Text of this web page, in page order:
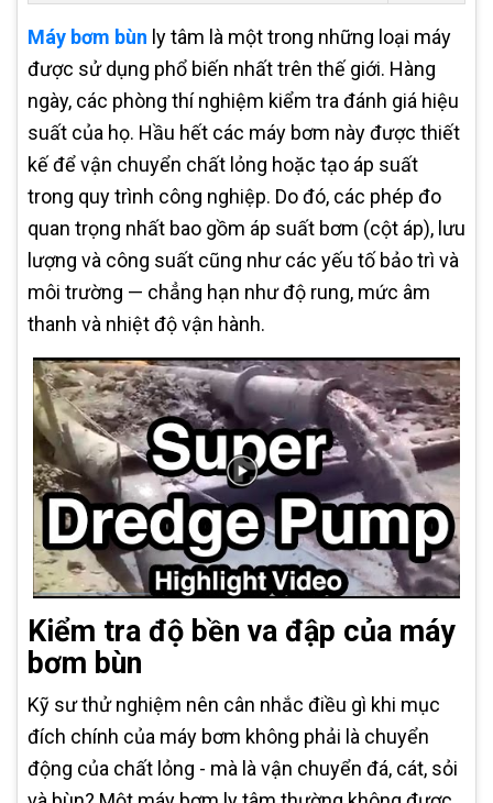
Máy bơm bùn ly tâm là một trong những loại máy
được sử dụng phổ biến nhất trên thế giới. Hàng
ngày, các phòng thí nghiệm kiểm tra đánh giá hiệu
suất của họ. Hầu hết các máy bơm này được thiết
kế để vận chuyển chất lỏng hoặc tạo áp suất
trong quy trình công nghiệp. Do đó, các phép đo
quan trọng nhất bao gồm áp suất bơm (cột áp), lưu
lượng và công suất cũng như các yếu tố bảo trì và
môi trường — chẳng hạn như độ rung, mức âm
thanh và nhiệt độ vận hành.
Kiểm tra độ bền va đập của máy
bơm bùn
Kỹ sư thử nghiệm nên cân nhắc điều gì khi mục
đích chính của máy bơm không phải là chuyển
động của chất lỏng - mà là vận chuyển đá, cát, sỏi